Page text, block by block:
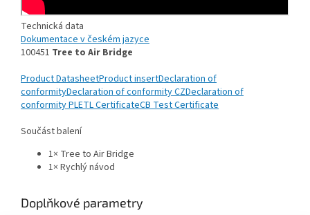
Technická data
Dokumentace v českém jazyce
100451 Tree to Air Bridge
Product DatasheetProduct insertDeclaration of
conformityDeclaration of conformity CZDeclaration of
conformity PLETL CertificateCB Test Certificate
Součást balení
1× Tree to Air Bridge
1× Rychlý návod
Doplňkové parametry